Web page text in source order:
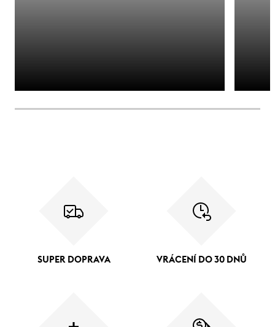
SUPER DOPRAVA VRÁCENÍ DO 30 DNŮ